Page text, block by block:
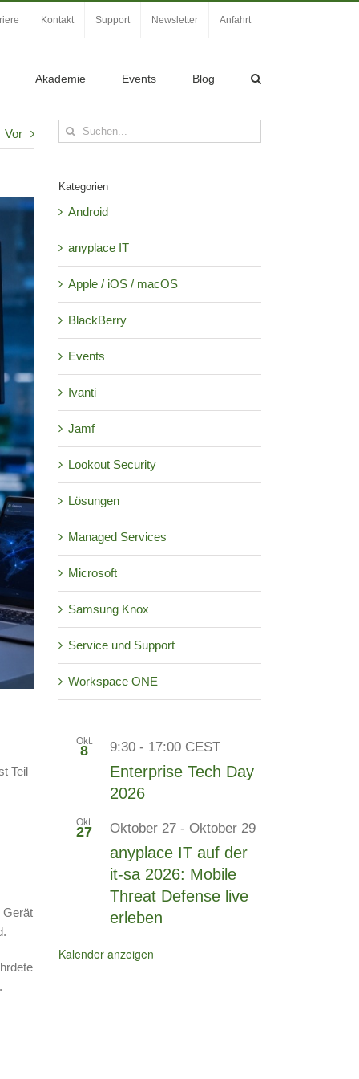
Kontakt Support Newsletter Anfahrt
Akademie Events Blog
Vor
Teil
Gerät
Suche
nach:
Kategorien
Android
anyplace IT
Apple / iOS / macOS
BlackBerry
Events
Ivanti
Jamf
Lookout Security
Lösungen
Managed Services
Microsoft
Samsung Knox
Service und Support
Workspace ONE
Okt.
8 9:30 - 17:00 CEST
Enterprise Tech Day
2026
Okt.
27 Oktober 27 - Oktober 29
anyplace IT auf der
it-sa 2026: Mobile
Threat Defense live
erleben
Kalender anzeigen